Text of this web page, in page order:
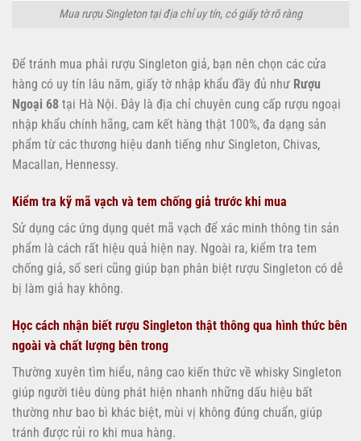
Mua rượu Singleton tại địa chỉ uy tín, có giấy tờ rõ ràng
Để tránh mua phải rượu Singleton giả, bạn nên chọn các cửa
hàng có uy tín lâu năm, giấy tờ nhập khẩu đầy đủ như Rượu
Ngoại 68 tại Hà Nội. Đây là địa chỉ chuyên cung cấp rượu ngoại
nhập khẩu chính hãng, cam kết hàng thật 100%, đa dạng sản
phẩm từ các thương hiệu danh tiếng như Singleton, Chivas,
Macallan, Hennessy.
Kiểm tra kỹ mã vạch và tem chống giả trước khi mua
Sử dụng các ứng dụng quét mã vạch để xác minh thông tin sản
phẩm là cách rất hiệu quả hiện nay. Ngoài ra, kiểm tra tem
chống giả, số seri cũng giúp bạn phân biệt rượu Singleton có dễ
bị làm giả hay không.
Học cách nhận biết rượu Singleton thật thông qua hình thức bên
ngoài và chất lượng bên trong
Thường xuyên tìm hiểu, nâng cao kiến thức về whisky Singleton
giúp người tiêu dùng phát hiện nhanh những dấu hiệu bất
thường như bao bì khác biệt, mùi vị không đúng chuẩn, giúp
tránh được rủi ro khi mua hàng.